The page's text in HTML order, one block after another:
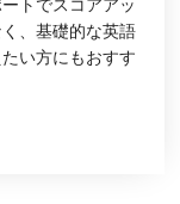
トでスコアアッ
、基礎的な英語
い方にもおすす